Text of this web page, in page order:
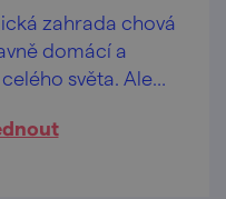
zahrada chová
domácí a
světa. Ale